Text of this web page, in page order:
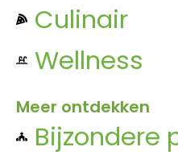
Culinair
Wellness
Meer ontdekken
Bijzondere